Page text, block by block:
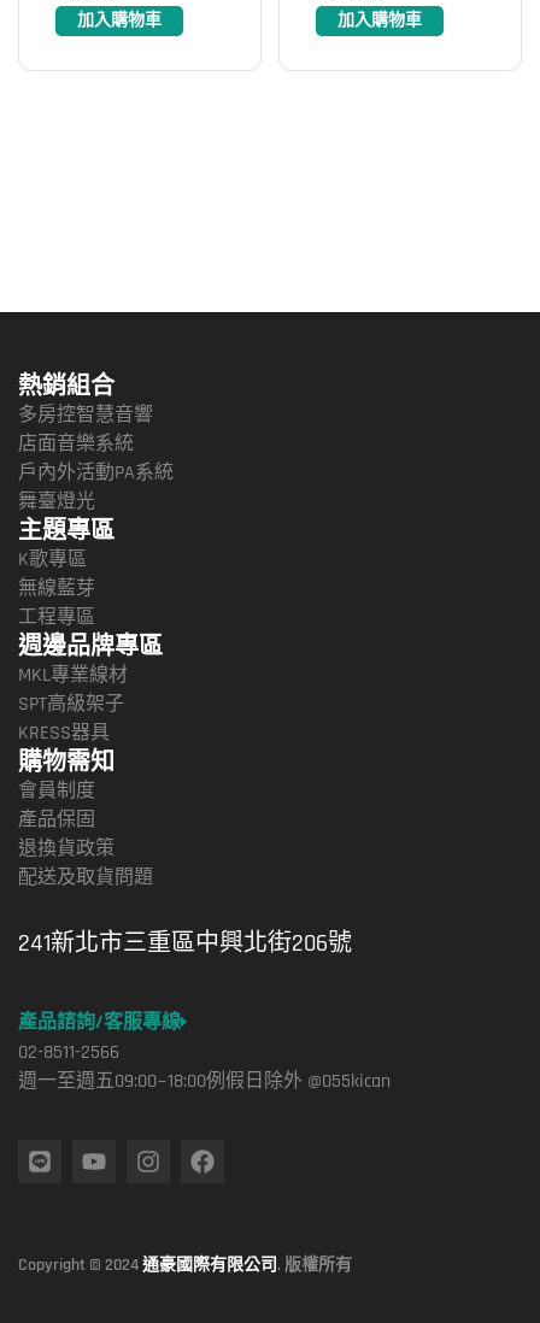
加入購物車 加入購物車
熱銷組合
多房控智慧音響
店面音樂系統
戶內外活動PA系統
舞臺燈光
主題專區
K歌專區
無線藍芽
工程專區
週邊品牌專區
MKL專業線材
SPT高級架子
KRESS器具
購物需知
會員制度
產品保固
退換貨政策
配送及取貨問題
241新北市三重區中興北街206號
產品諮詢/客服專線
02-8511-2566
週一至週五09:00~18:00例假日除外 @055kican
Copyright © 2024通豪國際有限公司. 版權所有